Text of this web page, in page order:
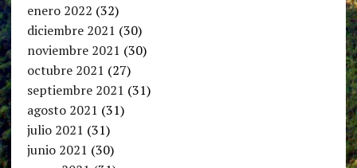
enero 2022 (32)
diciembre 2021 (30)
noviembre 2021 (30)
octubre 2021 (27)
septiembre 2021 (31)
agosto 2021 (31)
julio 2021 (31)
junio 2021 (30)